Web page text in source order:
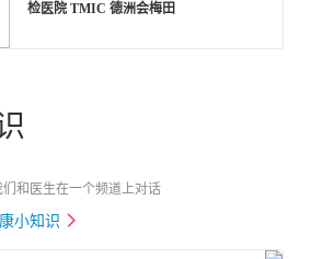
检医院 TMIC 德洲会梅田
和医生在一个频道上对话
小知识